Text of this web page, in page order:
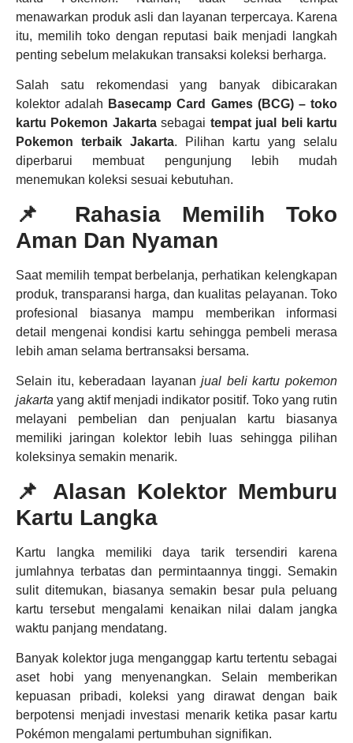
menawarkan produk asli dan layanan terpercaya. Karena
itu, memilih toko dengan reputasi baik menjadi langkah
penting sebelum melakukan transaksi koleksi berharga.
Salah satu rekomendasi yang banyak dibicarakan
kolektor adalah Basecamp Card Games (BCG) – toko
kartu Pokemon Jakartasebagai tempat jual beli kartu
Pokemon terbaik Jakarta. Pilihan kartu yang selalu
diperbarui membuat pengunjung lebih mudah
menemukan koleksi sesuai kebutuhan.
📌 Rahasia Memilih Toko
Aman Dan Nyaman
Saat memilih tempat berbelanja, perhatikan kelengkapan
produk, transparansi harga, dan kualitas pelayanan. Toko
profesional biasanya mampu memberikan informasi
detail mengenai kondisi kartu sehingga pembeli merasa
lebih aman selama bertransaksi bersama.
Selain itu, keberadaan layananjual beli kartu pokemon
jakarta yang aktif menjadi indikator positif. Toko yang rutin
melayani pembelian dan penjualan kartu biasanya
memiliki jaringan kolektor lebih luas sehingga pilihan
koleksinya semakin menarik.
📌 Alasan Kolektor Memburu
Kartu Langka
Kartu langka memiliki daya tarik tersendiri karena
jumlahnya terbatas dan permintaannya tinggi. Semakin
sulit ditemukan, biasanya semakin besar pula peluang
kartu tersebut mengalami kenaikan nilai dalam jangka
waktu panjang mendatang.
Banyak kolektor juga menganggap kartu tertentu sebagai
aset hobi yang menyenangkan. Selain memberikan
kepuasan pribadi, koleksi yang dirawat dengan baik
berpotensi menjadi investasi menarik ketika pasar kartu
Pokémon mengalami pertumbuhan signifikan.